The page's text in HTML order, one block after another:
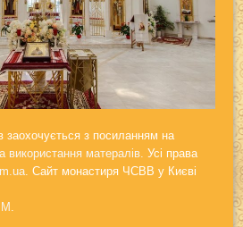
заохочується з посиланням на
використання матералів. Усі права
. Сайт монастиря ЧСВВ у Києві